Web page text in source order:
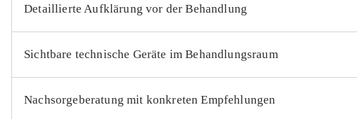
Detaillierte Aufklärung vor der Behandlung
Sichtbare technische Geräte im Behandlungsraum
Nachsorgeberatung mit konkreten Empfehlungen